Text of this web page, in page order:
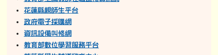
花蓮縣親師生平台
政府電子採購網
資訊設備叫修網
教育部數位學習服務平台